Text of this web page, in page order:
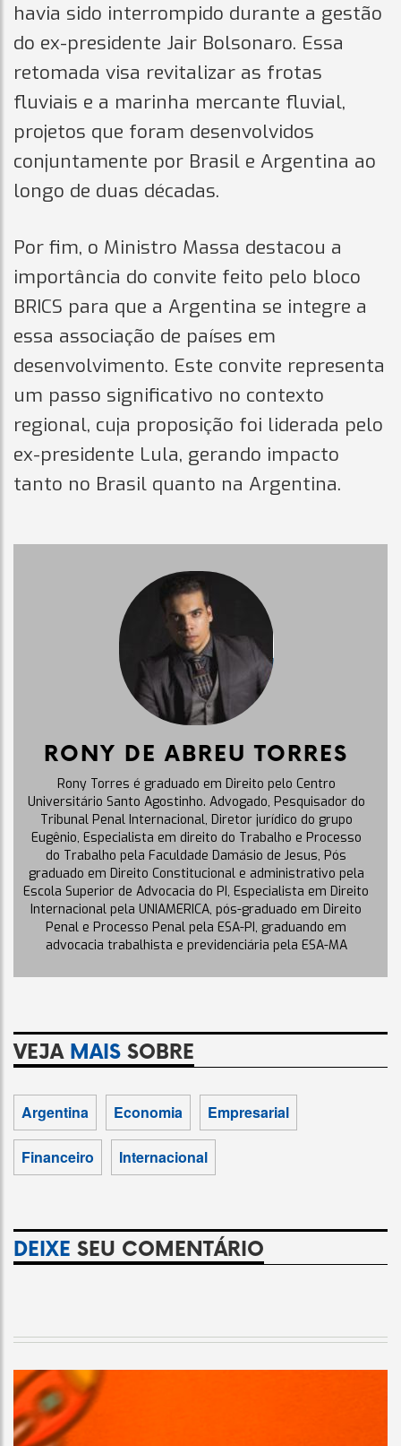
havia sido interrompido durante a gestão
do ex-presidente Jair Bolsonaro. Essa
retomada visa revitalizar as frotas
fluviais e a marinha mercante fluvial,
projetos que foram desenvolvidos
conjuntamente por Brasil e Argentina ao
longo de duas décadas.
Por fim, o Ministro Massa destacou a
importância do convite feito pelo bloco
BRICS para que a Argentina se integre a
essa associação de países em
desenvolvimento. Este convite representa
um passo significativo no contexto
regional, cuja proposição foi liderada pelo
ex-presidente Lula, gerando impacto
tanto no Brasil quanto na Argentina.
RONY DE ABREU TORRES
Rony Torres é graduado em Direito pelo Centro
Universitário Santo Agostinho. Advogado, Pesquisador do
Tribunal Penal Internacional, Diretor jurídico do grupo
Eugênio, Especialista em direito do Trabalho e Processo
do Trabalho pela Faculdade Damásio de Jesus, Pós
graduado em Direito Constitucional e administrativo pela
Escola Superior de Advocacia do PI, Especialista em Direito
Internacional pela UNIAMERICA, pós-graduado em Direito
Penal e Processo Penal pela ESA-PI, graduando em
advocacia trabalhista e previdenciária pela ESA-MA
VEJA MAIS SOBRE
Argentina Economia Empresarial
Financeiro Internacional
DEIXE SEU COMENTÁRIO